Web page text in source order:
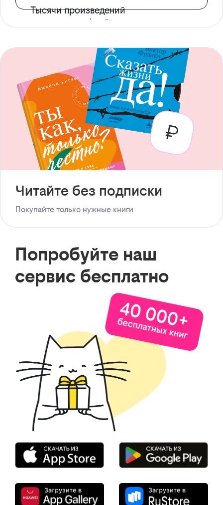
Тысячи произведений
с доступом офлайн
Читайте без подписки
Покупайте только нужные книги
Попробуйте наш
сервис бесплатно